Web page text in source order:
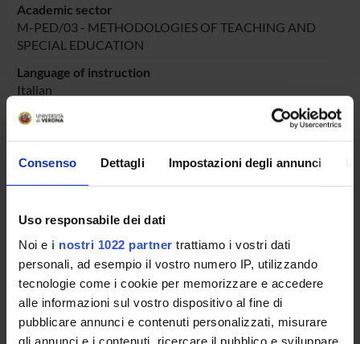
Consenso Dettagli Impostazioni degli annunci
Uso responsabile dei dati
Noi e i nostri 1022 partner trattiamo i vostri dati
personali, ad esempio il vostro numero IP, utilizzando
tecnologie come i cookie per memorizzare e accedere
alle informazioni sul vostro dispositivo al fine di
pubblicare annunci e contenuti personalizzati, misurare
Academic sector
M-PED/03 - METHODOLOGIES OF TEACHING AND
SPECIAL EDUCATION
Language of instruction
Italian
Period
dal Oct 25, 2025 al Jun 30, 2025.
Course news
LESSON TIMETABLE
Go to lesson schedule